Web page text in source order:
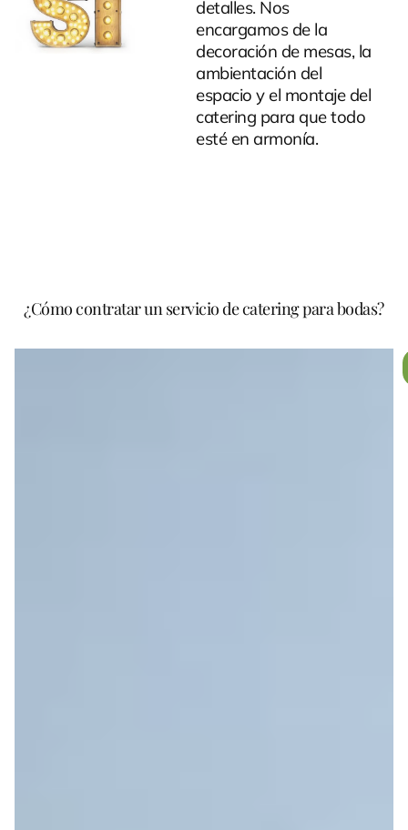
detalles. Nos
encargamos de la
decoración de mesas, la
ambientación del
espacio y el montaje del
catering para que todo
esté en armonía.
¿Cómo contratar un servicio de catering para bodas?